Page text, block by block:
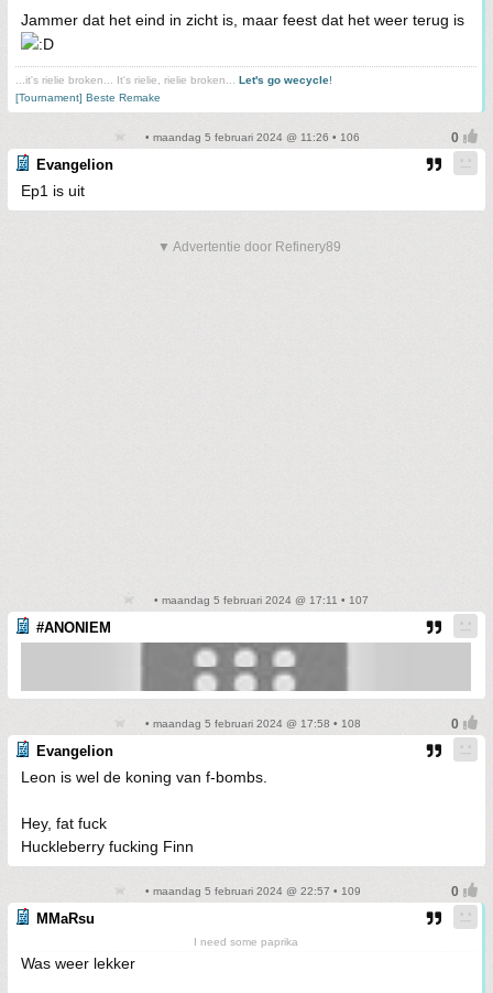
Jammer dat het eind in zicht is, maar feest dat het weer terug is
...it's rielie broken... It's rielie, rielie broken... Let's go wecycle!
[Tournament] Beste Remake
• maandag 5 februari 2024 @ 11:26 • 106
Evangelion
Ep1 is uit
▼ Advertentie door Refinery89
• maandag 5 februari 2024 @ 17:11 • 107
#ANONIEM
• maandag 5 februari 2024 @ 17:58 • 108
Evangelion
Leon is wel de koning van f-bombs.
Hey, fat fuck
Huckleberry fucking Finn
• maandag 5 februari 2024 @ 22:57 • 109
MMaRsu
I need some paprika
Was weer lekker